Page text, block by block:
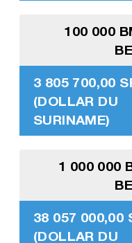
100 000
3 805 700,00
(DOLLAR DU
SURINAME)
1 000 000
38 057 000,00
(DOLLAR DU